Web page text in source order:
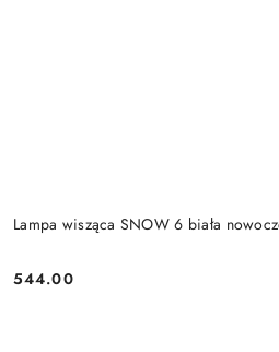
Lampa wisząca SNOW 6 biała
Cena:
544.00